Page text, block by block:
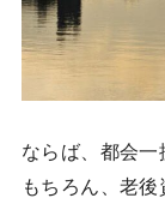
ならば、都会一
もちろん、老